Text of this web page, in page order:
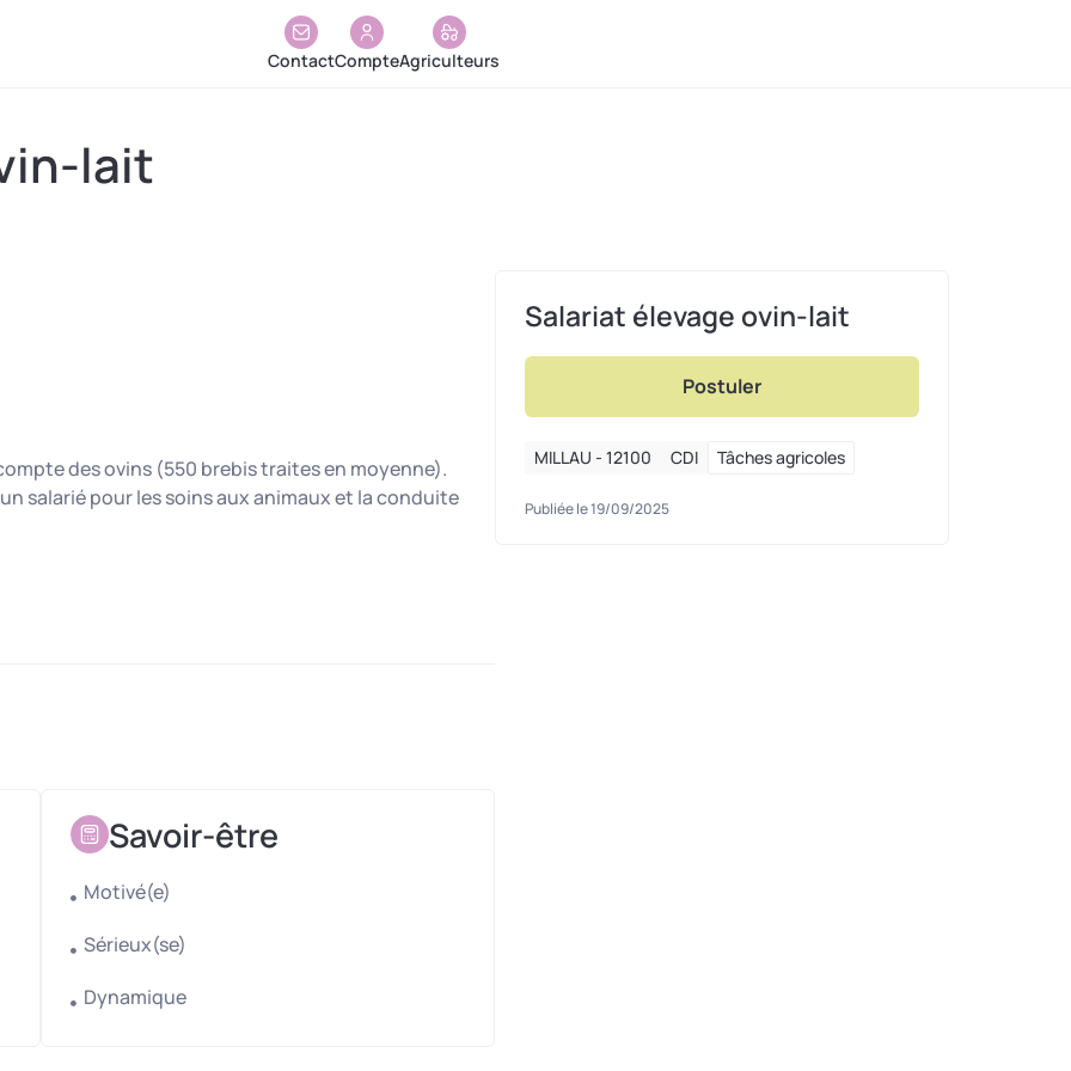
ContactCompteAgriculteurs
lait
des ovins (550 brebis traites en moyenne).
salarié pour les soins aux animaux et la conduite
Savoir-être
Motivé(e)
Sérieux(se)
Dynamique
Salariat élevage ovin-lait
Postuler
MILLAU - 12100 CDI Tâches agricoles
Publiée le 19/09/2025